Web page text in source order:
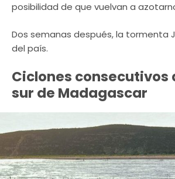
posibilidad de que vuelvan a
Dos semanas después, la tormenta
del país.
Ciclones consecutivos
sur de Madagascar